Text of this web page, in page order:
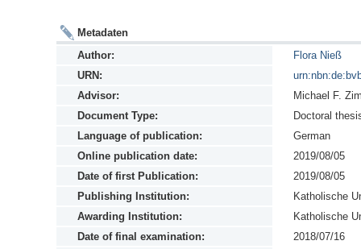
Metadaten
Author:
Flora Nieß
URN:
Advisor:
Michael F.
Document Type:
Doctoral
Language of publication:
German
Online publication date:
2019/08/05
Date of first Publication:
2019/08/05
Publishing Institution:
Katholische
Awarding Institution:
Katholische
Date of final examination:
2018/07/16